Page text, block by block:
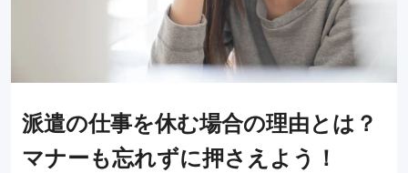
派遣の仕事を休む場合の理由とは？
マナーも忘れずに押さえよう！